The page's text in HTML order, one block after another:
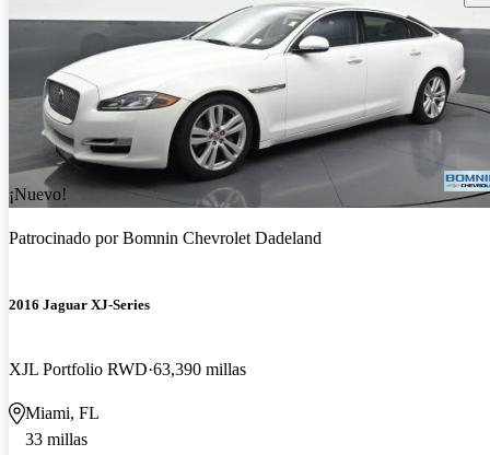
¡Nuevo!
Patrocinado porBomnin Chevrolet Dadeland
2016 Jaguar XJ-Series
XJL Portfolio RWD 63,390 millas
Miami, FL
33 millas